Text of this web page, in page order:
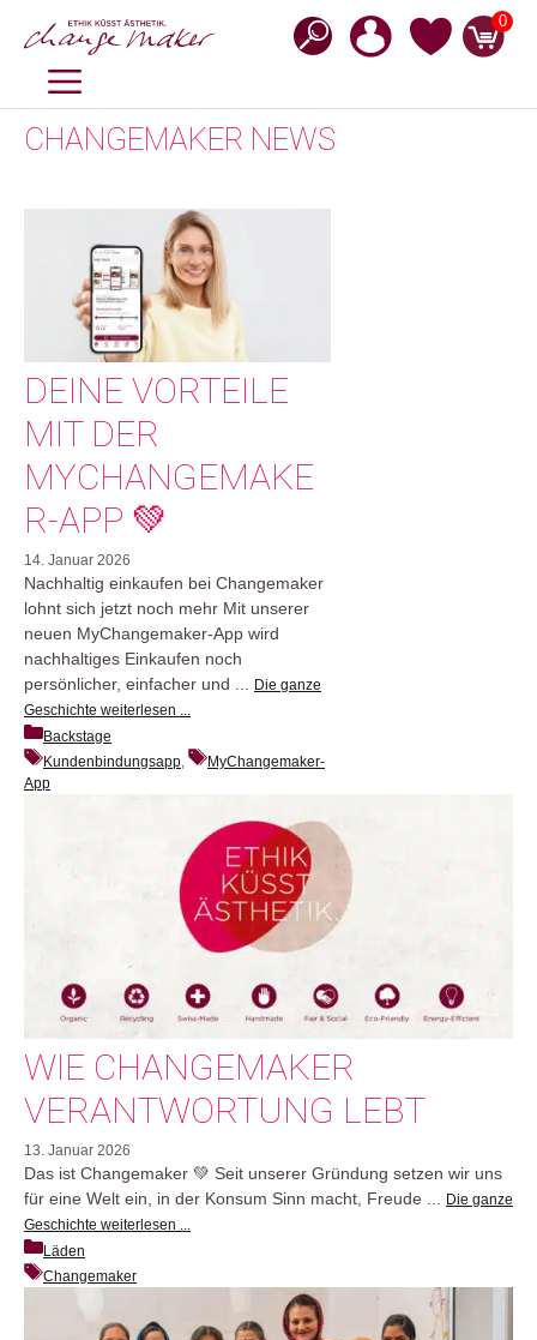
Inhalt
0
MENÜ
CHANGEMAKER NEWS
DEINE VORTEILE
MIT DER
MYCHANGEMAKE
R-APP 💚
14. Januar 2026
Nachhaltig einkaufen bei Changemaker
lohnt sich jetzt noch mehr Mit unserer
neuen MyChangemaker-App wird
nachhaltiges Einkaufen noch
persönlicher, einfacher und ...
Die ganze
Geschichte weiterlesen ...
Backstage
Kundenbindungsapp,
MyChangemaker-
App
WIE CHANGEMAKER
VERANTWORTUNG LEBT
13. Januar 2026
Das ist Changemaker 💚 Seit unserer Gründung setzen wir uns
für eine Welt ein, in der Konsum Sinn macht, Freude ... Die ganze
Geschichte weiterlesen ...
Läden
Changemaker